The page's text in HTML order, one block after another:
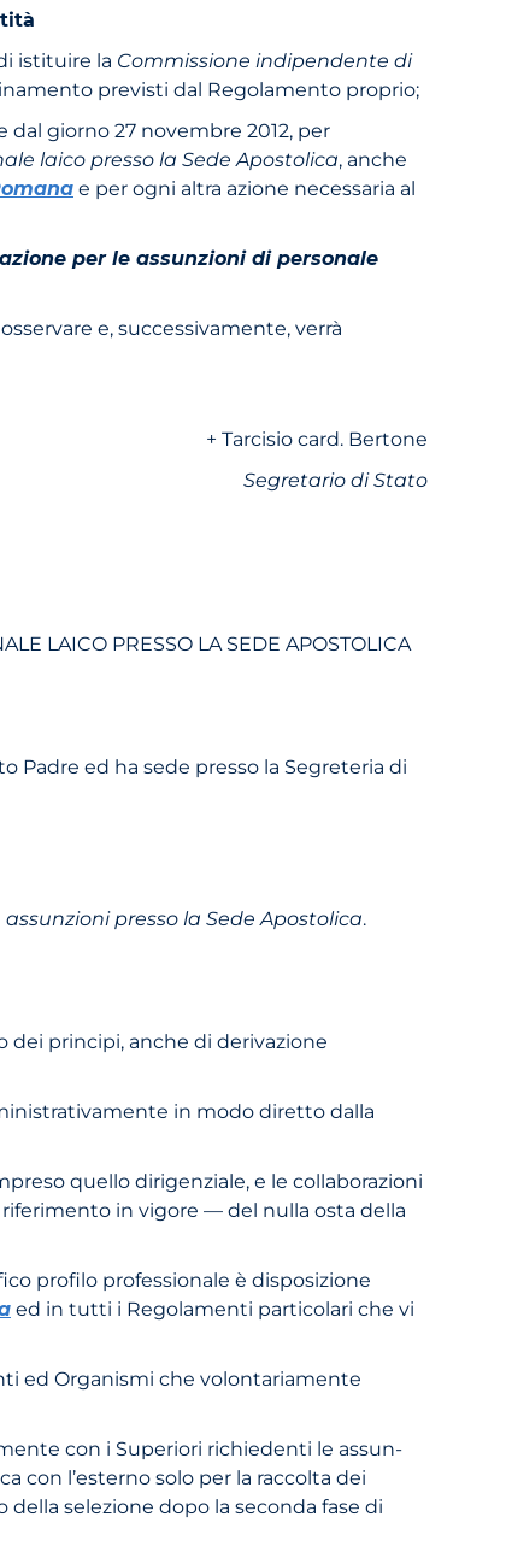
istituire la Commissione indipendente di
previsti dal Regolamento proprio;
giorno 27 novembre 2012, per
laico presso la Sede Apostolica, anche
e per ogni altra azione necessaria al
per le assunzioni di personale
e, successivamente, verrà
+ Tarcisio card. Bertone
Segretario di Stato
LAICO PRESSO LA SEDE APOSTOLICA
Padre ed ha sede presso la Segreteria di
presso la Sede Apostolica.
principi, anche di derivazione
in modo diretto dalla
quello dirigenziale, e le colla­borazioni
in vigore — del nulla osta della
profilo professionale è disposizio­ne
ed in tutti i Regolamenti particolari che vi
ed Organismi che volontariamente
con i Superiori richiedenti le assun­
con l’esterno solo per la raccolta dei
selezione dopo la seconda fase di